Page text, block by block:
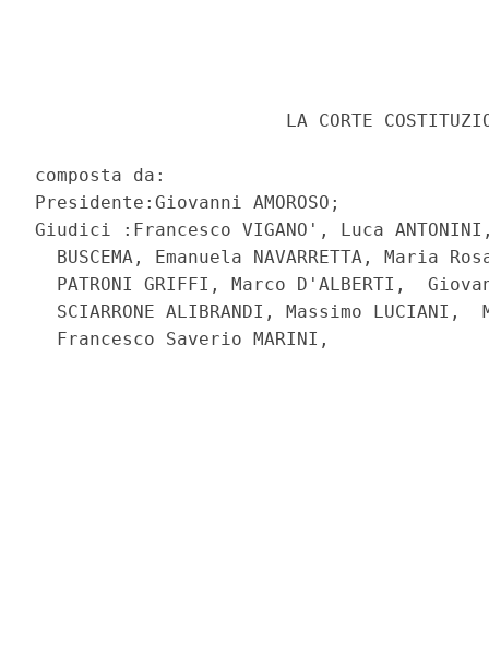
LA CORTE
composta da:
Presidente:Giovanni AMOROSO;
Giudici :Francesco VIGANO', Luca
BUSCEMA, Emanuela NAVARRETTA, Maria
PATRONI GRIFFI, Marco D'ALBERTI,
SCIARRONE ALIBRANDI, Massimo LUCIANI,